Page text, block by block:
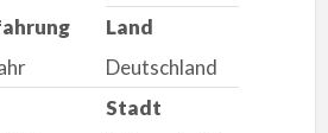
Land
Deutschland
Stadt